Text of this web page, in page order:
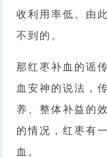
收利用率低。由
不到的。
那红枣补血的谣
血安神的说法，
养、整体补益的
的情况，红枣有
血。